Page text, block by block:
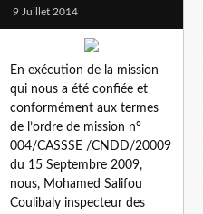
9 Juillet 2014
En exécution de la mission
qui nous a été confiée et
conformément aux termes
de l’ordre de mission n°
004/CASSSE /CNDD/20009
du 15 Septembre 2009,
nous, Mohamed Salifou
Coulibaly inspecteur des